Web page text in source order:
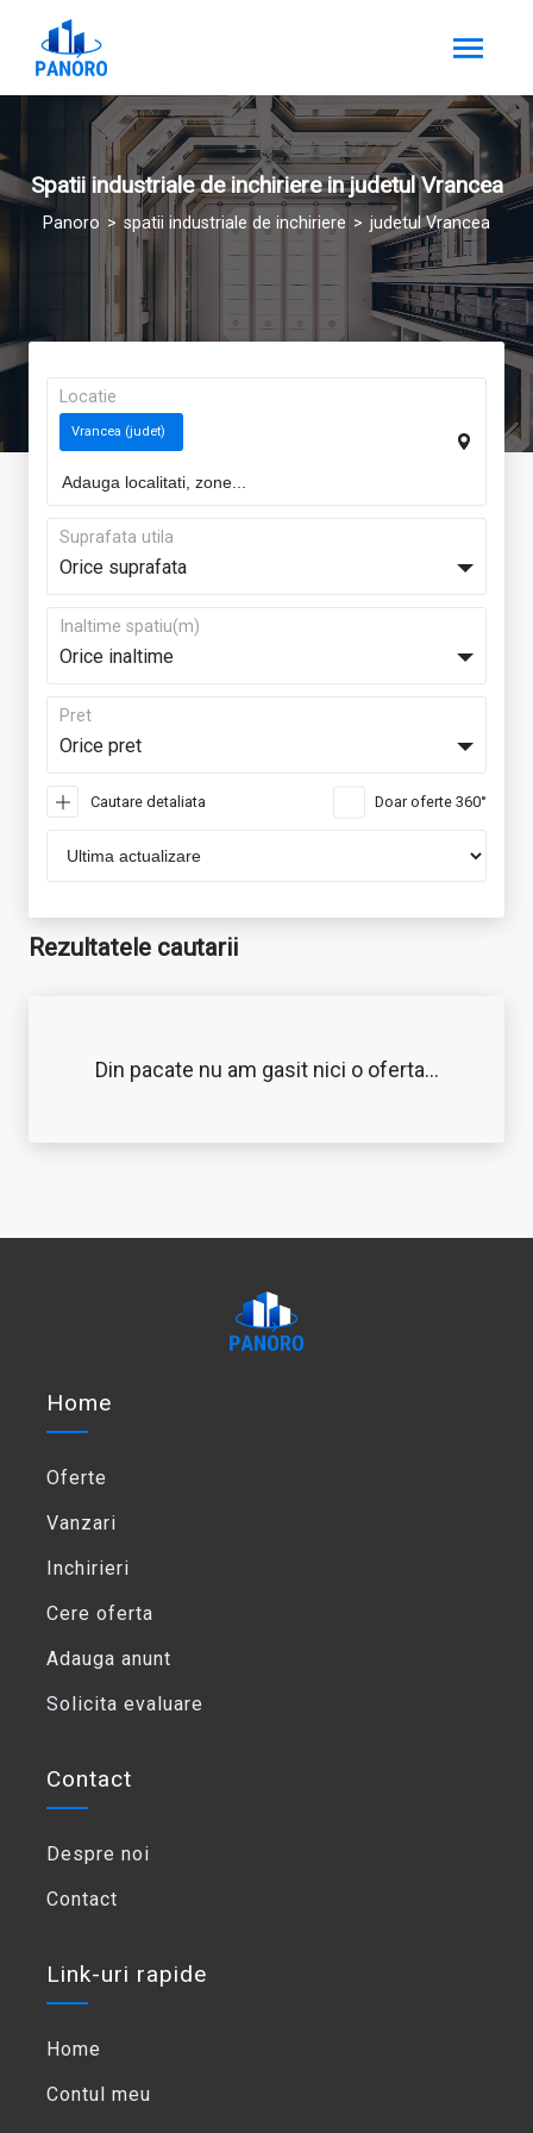
Spatii industriale de inchiriere in judetul Vrancea
Panoro spatii industriale de inchiriere judetul Vrancea
Locatie
Vrancea (judet)
Suprafata utila
Orice suprafata
Inaltime spatiu(m)
Orice inaltime
Pret
Orice pret
Doar oferte 360°
Cautare detaliata
Rezultatele cautarii
Din pacate nu am gasit nici o oferta...
Home
Oferte
Vanzari
Inchirieri
Cere oferta
Adauga anunt
Solicita evaluare
Contact
Despre noi
Contact
Link-uri rapide
Home
Contul meu